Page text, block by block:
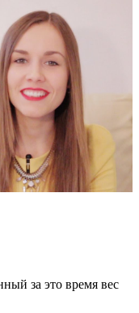
за это время вес